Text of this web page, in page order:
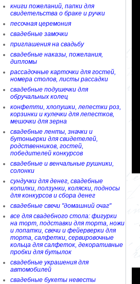
книги пожеланий, папки для
свидетельства о браке и ручки
песочная церемония
свадебные замочки
приглашения на свадьбу
свадебные наказы, пожелания,
дипломы
рассадочные карточки для гостей,
номера столов, листы рассадки
свадебные подушечки для
обручальных колец
конфетти, хлопушки, лепестки роз,
корзинки и кулечки для лепестков,
мешочки для зерна
свадебные ленты, значки и
бутоньерки для свидетелей,
родственников, гостей,
победителей конкурсов
свадебные и венчальные рушники,
солонки
сундучки для денег, свадебные
копилки, ползунки, коляски, подносы
для конкурсов и сбора денег
свадебные свечи "домашний очаг"
все для свадебного стола: фигурки
на торт, подставки для торта, ножи
и лопатки, свечи и фейерверки для
торта, салфетки, сервировочные
кольца для салфеток, декоративные
пробки для бутылок
свадебные украшения для
автомобилей
свадебные букеты невесты